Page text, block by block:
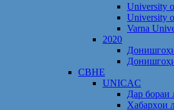
University
University
Varna
2020
CBHE
UNICAC
Дар бораи
Хабарҳои